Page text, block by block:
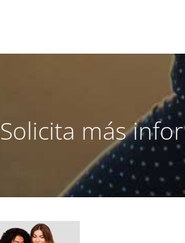
Solicita más